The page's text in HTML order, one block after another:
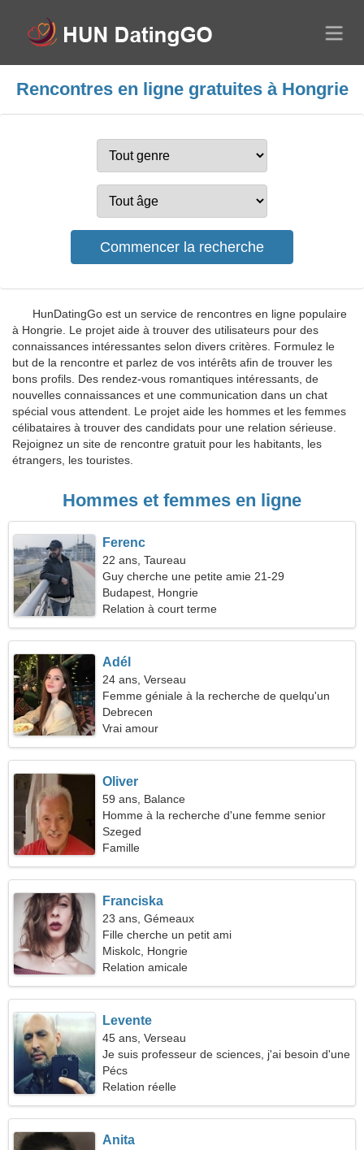
Rencontres en ligne gratuites à Hongrie
HunDatingGo est un service de rencontres en ligne populaire
à Hongrie. Le projet aide à trouver des utilisateurs pour des
connaissances intéressantes selon divers critères. Formulez le
but de la rencontre et parlez de vos intérêts afin de trouver les
bons profils. Des rendez-vous romantiques intéressants, de
nouvelles connaissances et une communication dans un chat
spécial vous attendent. Le projet aide les hommes et les femmes
célibataires à trouver des candidats pour une relation sérieuse.
Rejoignez un site de rencontre gratuit pour les habitants, les
étrangers, les touristes.
Hommes et femmes en ligne
Ferenc
22 ans, Taureau
Guy cherche une petite amie 21-29
Budapest, Hongrie
Relation à court terme
Adél
24 ans, Verseau
Femme géniale à la recherche de quelqu'un
comme vous
Debrecen
Vrai amour
Oliver
59 ans, Balance
Homme à la recherche d'une femme senior
Szeged
Famille
Franciska
23 ans, Gémeaux
Fille cherche un petit ami
Miskolc, Hongrie
Relation amicale
Levente
45 ans, Verseau
Je suis professeur de sciences, j'ai besoin d'une
femme élégante
Pécs
Relation réelle
Anita